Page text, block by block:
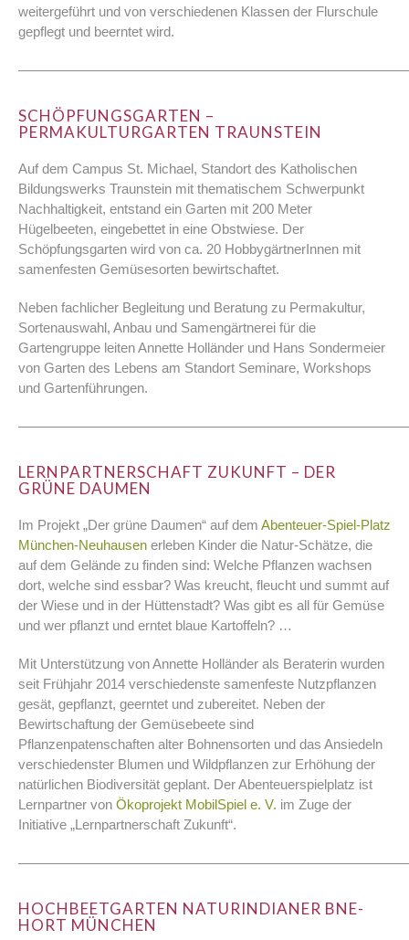
weitergeführt und von verschiedenen Klassen der Flurschule
gepflegt und beerntet wird.
SCHÖPFUNGSGARTEN –
PERMAKULTURGARTEN TRAUNSTEIN
Auf dem Campus St. Michael, Standort des Katholischen
Bildungswerks Traunstein mit thematischem Schwerpunkt
Nachhaltigkeit, entstand ein Garten mit 200 Meter
Hügelbeeten, eingebettet in eine Obstwiese. Der
Schöpfungsgarten wird von ca. 20 HobbygärtnerInnen mit
samenfesten Gemüsesorten bewirtschaftet.
Neben fachlicher Begleitung und Beratung zu Permakultur,
Sortenauswahl, Anbau und Samengärtnerei für die
Gartengruppe leiten Annette Holländer und Hans Sondermeier
von Garten des Lebens am Standort Seminare, Workshops
und Gartenführungen.
LERNPARTNERSCHAFT ZUKUNFT – DER
GRÜNE DAUMEN
Im Projekt „Der grüne Daumen“ auf dem Abenteuer-Spiel-Platz
München-Neuhausen erleben Kinder die Natur-Schätze, die
auf dem Gelände zu finden sind: Welche Pflanzen wachsen
dort, welche sind essbar? Was kreucht, fleucht und summt auf
der Wiese und in der Hüttenstadt? Was gibt es all für Gemüse
und wer pflanzt und erntet blaue Kartoffeln? …
Mit Unterstützung von Annette Holländer als Beraterin wurden
seit Frühjahr 2014 verschiedenste samenfeste Nutzpflanzen
gesät, gepflanzt, geerntet und zubereitet. Neben der
Bewirtschaftung der Gemüsebeete sind
Pflanzenpatenschaften alter Bohnensorten und das Ansiedeln
verschiedenster Blumen und Wildpflanzen zur Erhöhung der
natürlichen Biodiversität geplant. Der Abenteuerspielplatz ist
Lernpartner von Ökoprojekt MobilSpiel e. V. im Zuge der
Initiative „Lernpartnerschaft Zukunft“.
HOCHBEETGARTEN NATURINDIANER BNE-
HORT MÜNCHEN